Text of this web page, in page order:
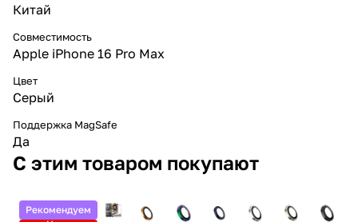
Китай
Совместимость
Apple iPhone 16 Pro Max
Цвет
Серый
Поддержка MagSafe
Да
С этим товаром покупают
Рекомендуем